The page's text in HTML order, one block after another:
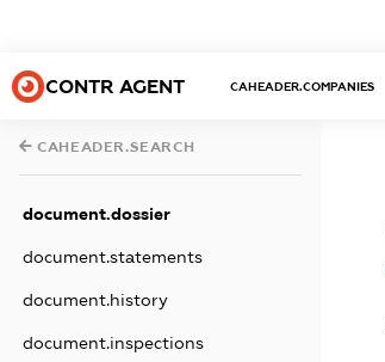
CONTR AGENT CAHEADER.COMPANIES
CAHEADER.SEARCH
document.dossier
document.statements
document.history
document.inspections